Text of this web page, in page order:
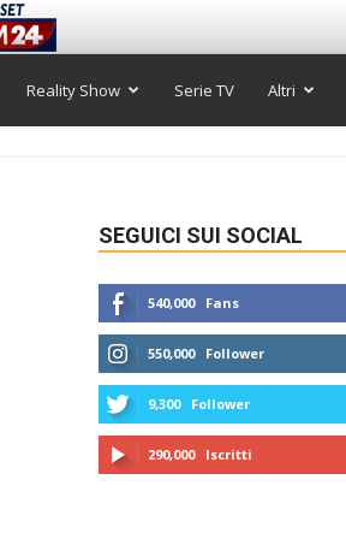
Reality Show Serie TV Altri
SEGUICI SUI SOCIAL
540,000 Fans
550,000 Follower
9,300 Follower
290,000 Iscritti